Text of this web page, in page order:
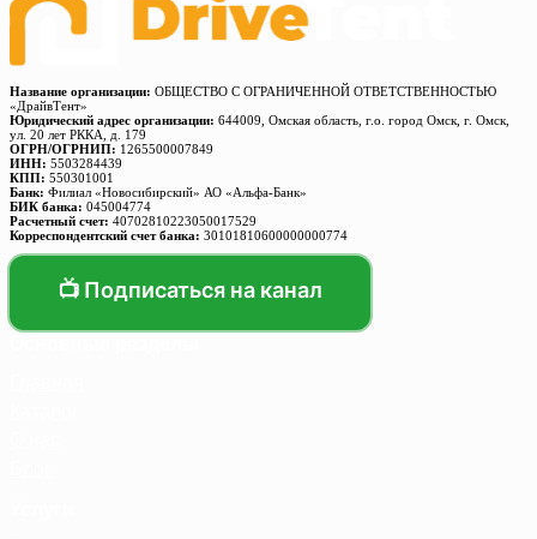
Название организации: ОБЩЕСТВО С ОГРАНИЧЕННОЙ ОТВЕТСТВЕННОСТЬЮ
«ДрайвТент»
Юридический адрес организации: 644009, Омская область, г.о. город Омск, г. Омск,
ул. 20 лет РККА, д. 179
ОГРН/ОГРНИП: 1265500007849
ИНН: 5503284439
КПП: 550301001
Банк: Филиал «Новосибирский» АО «Альфа-Банк»
БИК банка: 045004774
Расчетный счет: 40702810223050017529
Корреспондентский счет банка: 30101810600000000774
📺 Подписаться на канал